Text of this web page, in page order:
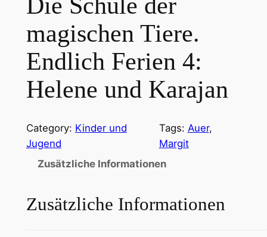
magischen Tiere.
Endlich Ferien 4:
Helene und Karajan
Category: Kinder und
Jugend
Tags: Auer
Margit
Zusätzliche Informationen
Zusätzliche Informationen